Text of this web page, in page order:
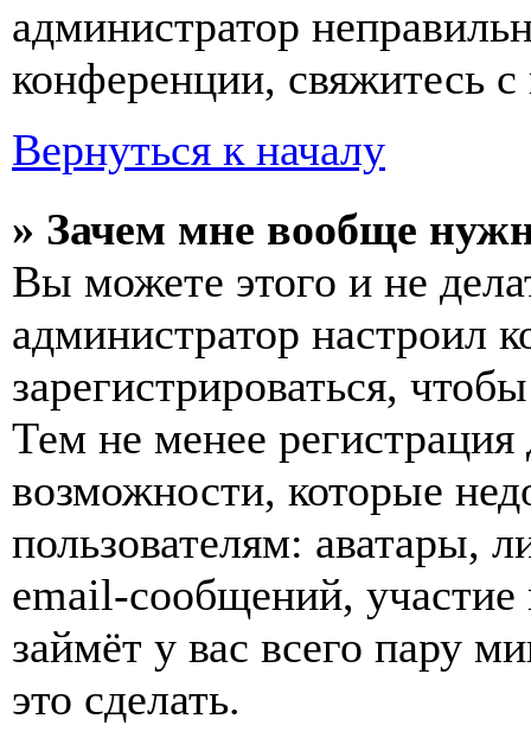
администратор
конференции, свяжитесь
Вернуться к началу
» Зачем мне вообще
Вы можете этого и не
администратор
зарегистрироваться,
Тем не менее
возможности, которые
пользователям: аватары,
email-сообщений, участие
займёт у вас всего пару
это сделать.